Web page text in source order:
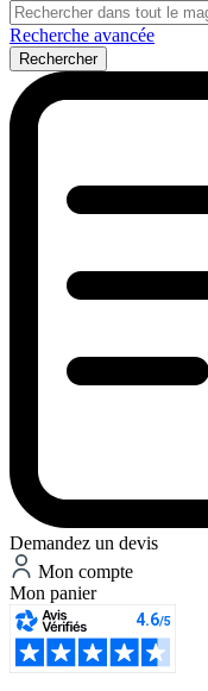
Recherche avancée
Rechercher
Demandez un devis
Mon compte
Mon panier